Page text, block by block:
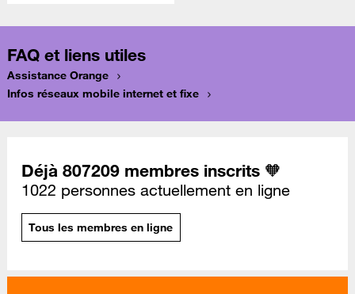
FAQ et liens utiles
Assistance Orange
Infos réseaux mobile internet et fixe
Déjà 807209 membres inscrits 🧡
1022 personnes actuellement en ligne
Tous les membres en ligne